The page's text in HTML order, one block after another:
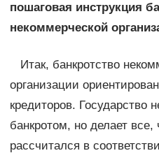
пошаговая инструкция
некоммерческой
Итак, банкротство
организации
кредиторов. Государство
банкротом, но делает
рассчитался в